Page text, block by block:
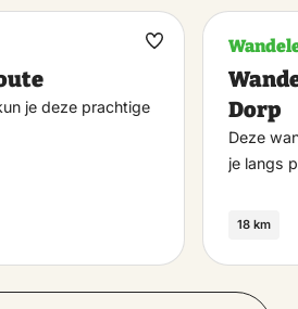
je deze prachtige
Maak
Dorp
Deze
je langs
18 km